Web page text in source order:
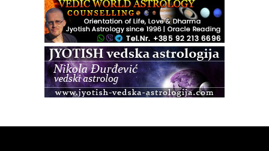
Zagreb+Online
Osnovni ThetaHealing® tečaj, Zagreb i Online
Access BARS®, otpusti stres
Access Energetski Facelift®